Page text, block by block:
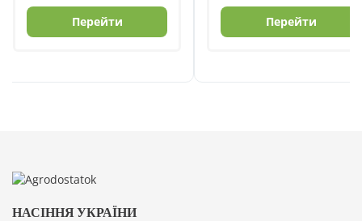
Перейти Перейти
НАСІННЯ УКРАЇНИ